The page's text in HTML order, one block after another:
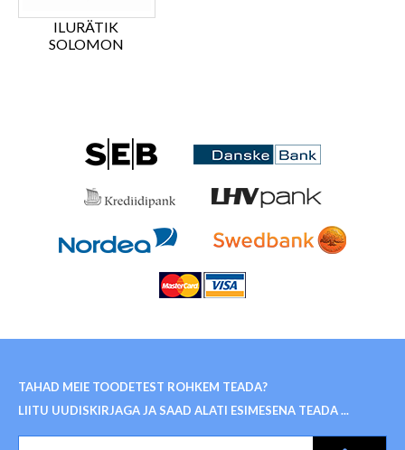
ILURÄTIK
SOLOMON
TAHAD MEIE TOODETEST ROHKEM TEADA?
LIITU UUDISKIRJAGA JA SAAD ALATI ESIMESENA TEADA ...